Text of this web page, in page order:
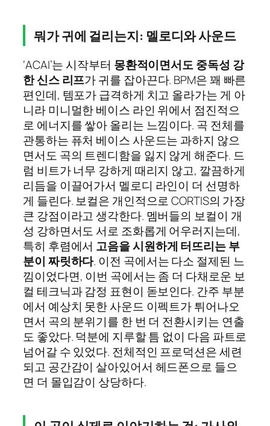
뭐가 귀에 걸리는지: 멜로디와 사운드
‘ACAI’는 시작부터 몽환적이면서도 중독성 강
한 신스 리프가 귀를 잡아끈다. BPM은 꽤 빠른
편인데, 템포가 급격하게 치고 올라가는 게 아
니라 미니멀한 베이스 라인 위에서 점진적으
로 에너지를 쌓아 올리는 느낌이다. 곡 전체를
관통하는 퓨처 베이스 사운드는 과하지 않으
면서도 곡의 트렌디함을 잃지 않게 해준다. 드
럼 비트가 너무 강하게 때리지 않고, 깔끔하게
리듬을 이끌어가서 멜로디 라인이 더 선명하
게 들린다. 보컬은 개인적으로 CORTIS의 가장
큰 강점이라고 생각한다. 멤버들의 보컬이 개
성 강하면서도 서로 조화롭게 어우러지는데,
특히 후렴에서 고음을 시원하게 터뜨리는 부
분이 짜릿하다. 이전 곡에서는 다소 절제된 느
낌이었다면, 이번 곡에서는 좀 더 다채로운 보
컬 테크닉과 감정 표현이 돋보인다. 간주 부분
에서 예상치 못한 사운드 이펙트가 튀어나오
면서 곡의 분위기를 한 번 더 전환시키는 연출
도 좋았다. 덕분에 지루할 틈 없이 다음 파트로
넘어갈 수 있었다. 전체적인 프로덕션은 세련
되고 공간감이 살아있어서 헤드폰으로 들으
면 더 몰입감이 상당하다.